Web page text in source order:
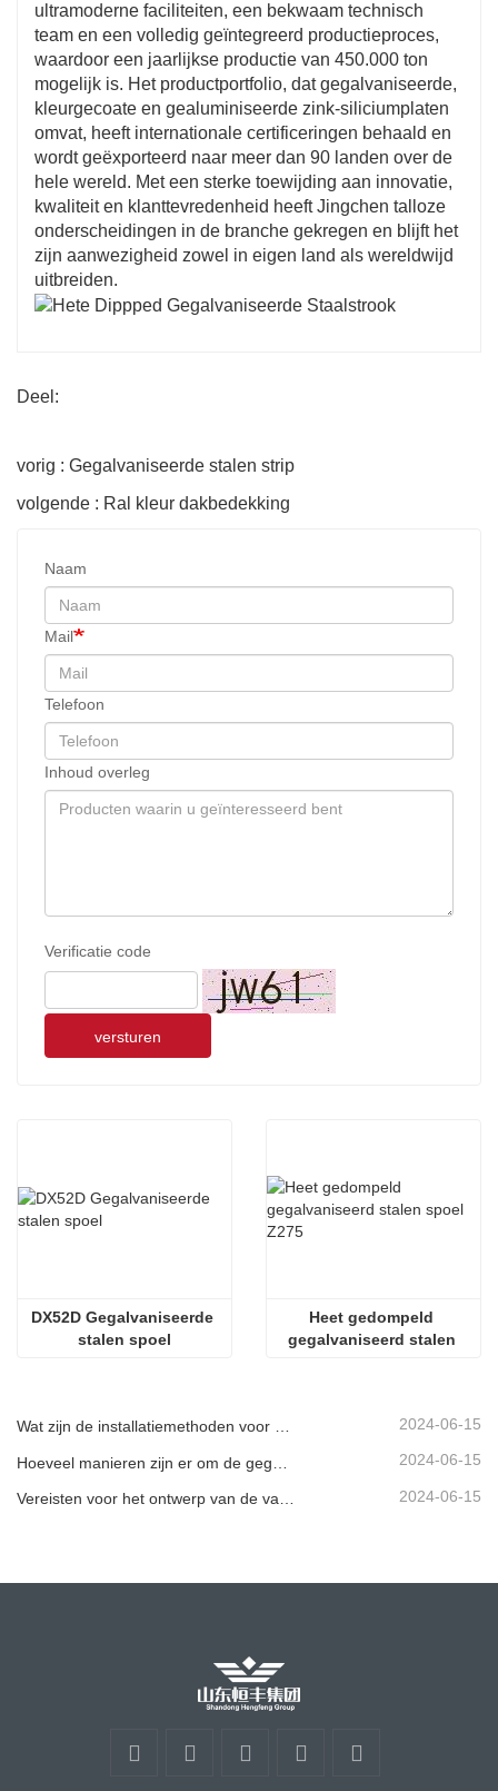
ultramoderne faciliteiten, een bekwaam technisch
team en een volledig geïntegreerd productieproces,
waardoor een jaarlijkse productie van 450.000 ton
mogelijk is. Het productportfolio, dat gegalvaniseerde,
kleurgecoate en gealuminiseerde zink-siliciumplaten
omvat, heeft internationale certificeringen behaald en
wordt geëxporteerd naar meer dan 90 landen over de
hele wereld. Met een sterke toewijding aan innovatie,
kwaliteit en klanttevredenheid heeft Jingchen talloze
onderscheidingen in de branche gekregen en blijft het
zijn aanwezigheid zowel in eigen land als wereldwijd
uitbreiden.
Deel:
vorig : Gegalvaniseerde stalen strip
volgende : Ral kleur dakbedekking
Naam
Mail
Telefoon
Inhoud overleg
Verificatie code
versturen
DX52D Gegalvaniseerde
stalen spoel
Heet gedompeld
gegalvaniseerd stalen
Wat zijn de installatiemethoden voor verschillende standaard gegolfde vangrails? 2024-06-15
2024-06-15
2024-06-15